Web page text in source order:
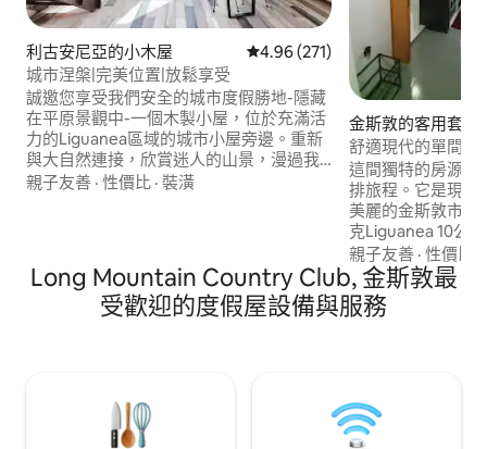
利古安尼亞的小木屋 從 271 則評價中獲得 4.96 的平
4.96 (271)
城市涅槃|完美位置|放鬆享受
誠邀您享受我們安全的城市度假勝地-隱藏
在平原景觀中-一個木製小屋，位於充滿活
力的Liguanea區域的城市小屋旁邊。重新
與大自然連接，欣賞迷人的山景，漫過我
們的綠色花園，白天聆聽鳥鳴，夜晚聆聽
則距離不遠。歡迎成為我們的客人，我們
很樂意接待你！
親子友善 · 性價比 · 裝潢
金斯敦的客用套房
舒適現代的單間公
這間獨特的房源地
排旅程。它是現代
美麗的金斯敦市的
克Liguanea 10公
Popeyes、
及許多其他地方可
（空間不適合烹飪
務，具體取決於可
親子友善 ·性價比
Long Mountain Country Club, 金斯敦最
受歡迎的度假屋設備與服務